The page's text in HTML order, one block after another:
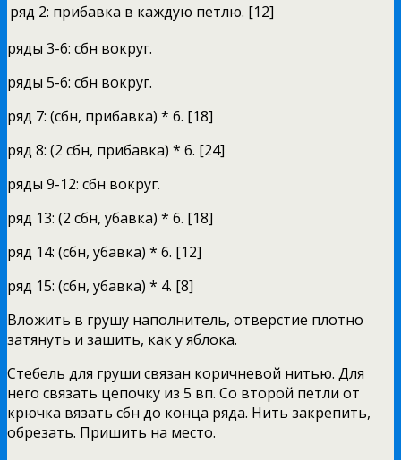
ряд 2: прибавка в каждую петлю. [12]
ряды 3-6: сбн вокруг.
ряды 5-6: сбн вокруг.
ряд 7: (сбн, прибавка) * 6. [18]
ряд 8: (2 сбн, прибавка) * 6. [24]
ряды 9-12: сбн вокруг.
ряд 13: (2 сбн, убавка) * 6. [18]
ряд 14: (сбн, убавка) * 6. [12]
ряд 15: (сбн, убавка) * 4. [8]
Вложить в грушу наполнитель, отверстие плотно
затянуть и зашить, как у яблока.
Стебель для груши связан коричневой нитью. Для
него связать цепочку из 5 вп. Со второй петли от
крючка вязать сбн до конца ряда. Нить закрепить,
обрезать. Пришить на место.